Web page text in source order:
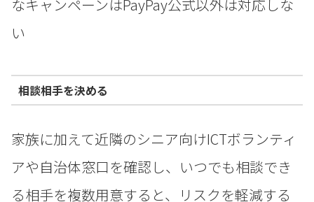
なキャンペーンはPayPay公式以外は対応しな
い
相談相手を決める
家族に加えて近隣のシニア向けICTボランティ
アや自治体窓口を確認し、いつでも相談でき
る相手を複数用意すると、リスクを軽減する